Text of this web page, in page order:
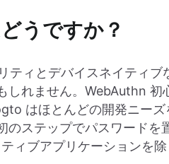
うですか？
ティとデバイスネイティブ
れません。WebAuthn 初
はほとんどの開発ニー
ステップでパスワードを
ィブアプリケーションを